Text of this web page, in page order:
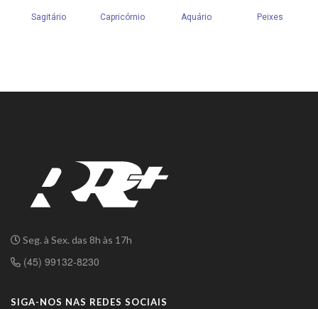
Seg. à Sex. das 8h às 17h
(45) 99132-8230
SIGA-NOS NAS REDES SOCIAIS